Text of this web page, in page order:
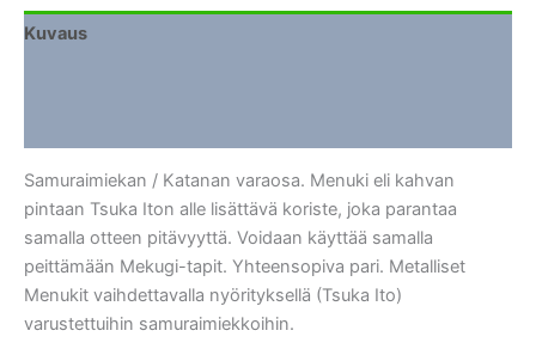
Kuvaus
Samuraimiekan / Katanan varaosa. Menuki eli kahvan
pintaan Tsuka Iton alle lisättävä koriste, joka parantaa
samalla otteen pitävyyttä. Voidaan käyttää samalla
peittämään Mekugi-tapit. Yhteensopiva pari. Metalliset
Menukit vaihdettavalla nyörityksellä (Tsuka Ito)
varustettuihin samuraimiekkoihin.